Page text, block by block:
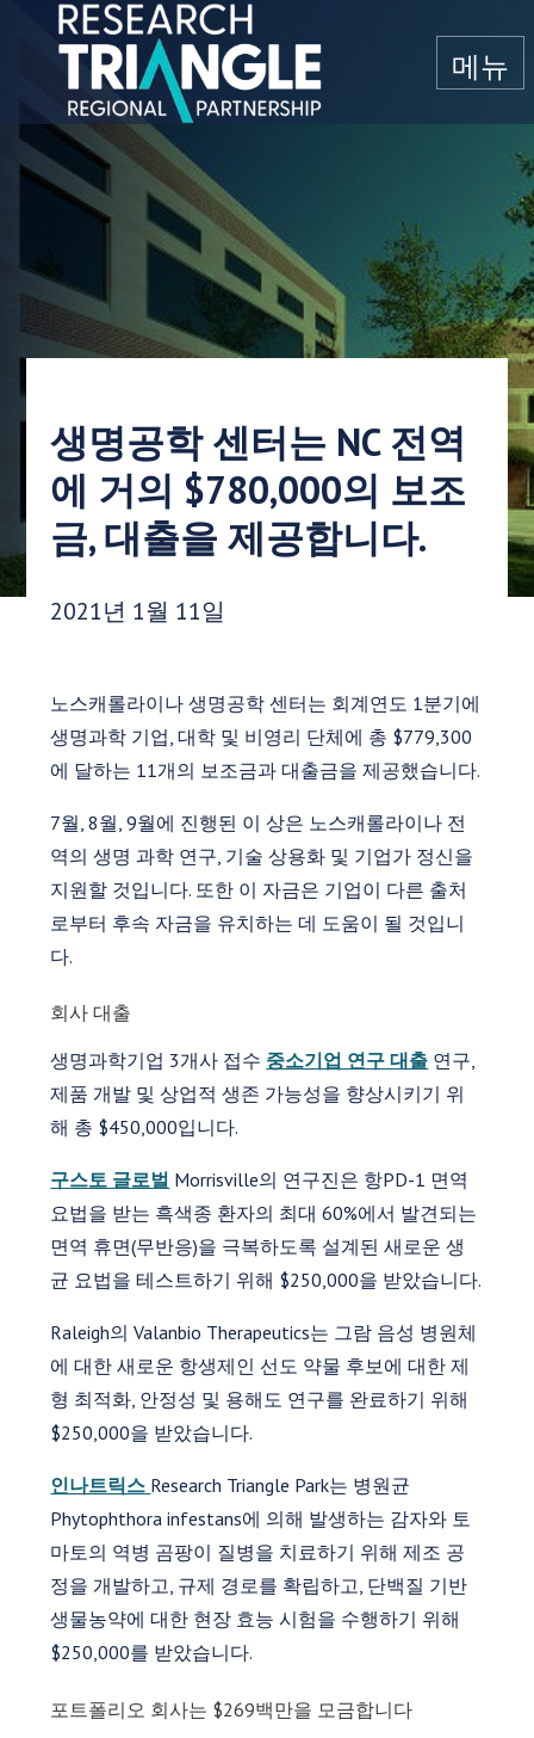
콘텐츠로 건너뛰기
메뉴
생명공학 센터는 NC 전역
에 거의 $780,000의 보조
금, 대출을 제공합니다.
게시 날짜:
2021년 1월 11일
노스캐롤라이나 생명공학 센터는 회계연도 1분기에
생명과학 기업, 대학 및 비영리 단체에 총 $779,300
에 달하는 11개의 보조금과 대출금을 제공했습니다.
7월, 8월, 9월에 진행된 이 상은 노스캐롤라이나 전
역의 생명 과학 연구, 기술 상용화 및 기업가 정신을
지원할 것입니다. 또한 이 자금은 기업이 다른 출처
로부터 후속 자금을 유치하는 데 도움이 될 것입니
다.
회사 대출
생명과학기업 3개사 접수 중소기업 연구 대출 연구,
제품 개발 및 상업적 생존 가능성을 향상시키기 위
해 총 $450,000입니다.
구스토 글로벌 Morrisville의 연구진은 항PD-1 면역
요법을 받는 흑색종 환자의 최대 60%에서 발견되는
면역 휴면(무반응)을 극복하도록 설계된 새로운 생
균 요법을 테스트하기 위해 $250,000을 받았습니다.
Raleigh의 Valanbio Therapeutics는 그람 음성 병원체
에 대한 새로운 항생제인 선도 약물 후보에 대한 제
형 최적화, 안정성 및 용해도 연구를 완료하기 위해
$250,000을 받았습니다.
인나트릭스 Research Triangle Park는 병원균
Phytophthora infestans에 의해 발생하는 감자와 토
마토의 역병 곰팡이 질병을 치료하기 위해 제조 공
정을 개발하고, 규제 경로를 확립하고, 단백질 기반
생물농약에 대한 현장 효능 시험을 수행하기 위해
$250,000를 받았습니다.
포트폴리오 회사는 $269백만을 모금합니다